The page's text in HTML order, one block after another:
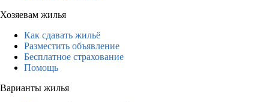
Хозяевам жилья
Как сдавать жильё
Разместить объявление
Бесплатное страхование
Помощь
Варианты жилья